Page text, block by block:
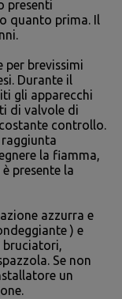
presenti
quanto prima. Il
per brevissimi
Durante il
gli apparecchi
di valvole di
controllo.
la fiamma,
presente la
azzurra e
) e
bruciatori,
Se non
un